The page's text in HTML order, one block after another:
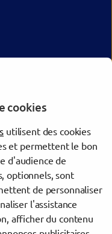
cookies
utilisent des cookies
et permettent le bon
d'audience de
optionnels, sont
de personnaliser
l'assistance
afficher du contenu